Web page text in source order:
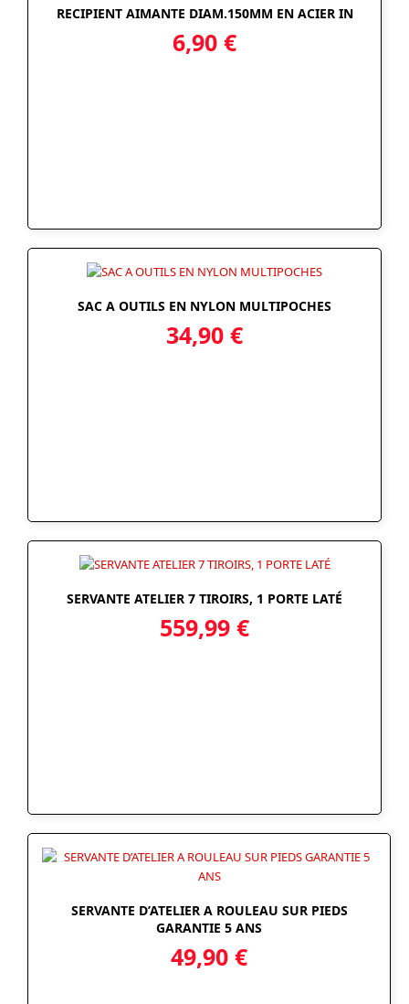
RECIPIENT AIMANTE DIAM.150MM EN ACIER IN
6,90 €
SAC A OUTILS EN NYLON MULTIPOCHES
34,90 €
SERVANTE ATELIER 7 TIROIRS, 1 PORTE LATÉ
559,99 €
SERVANTE D’ATELIER A ROULEAU SUR PIEDS
GARANTIE 5 ANS
49,90 €